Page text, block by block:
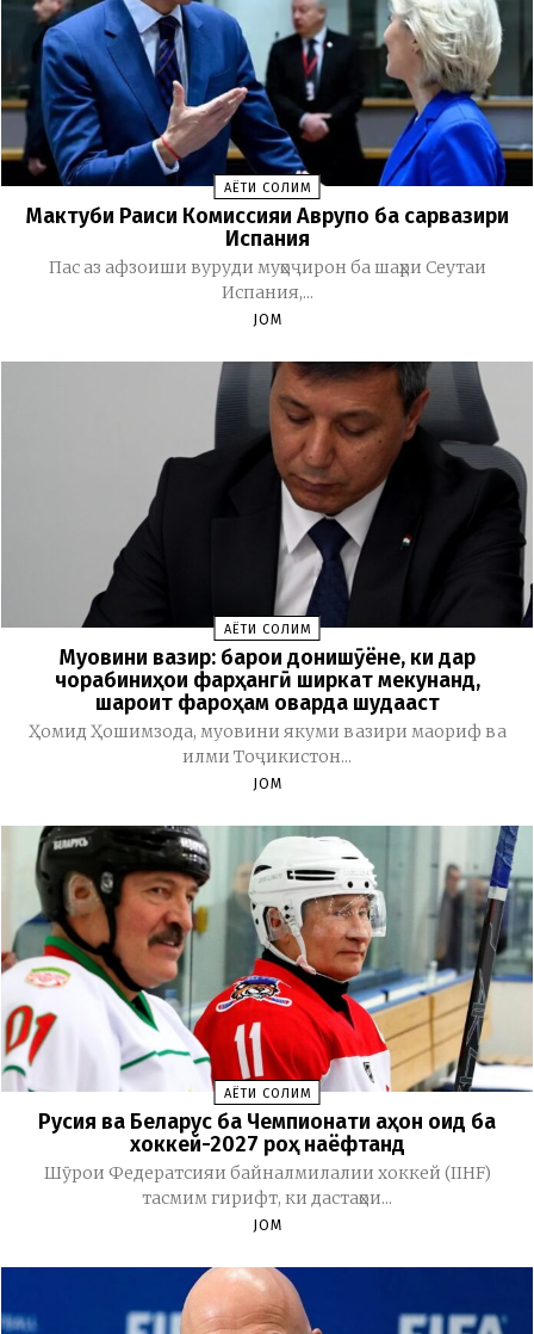
ҲАЁТИ СОЛИМ
Мактуби Раиси Комиссияи Аврупо ба сарвазири
Испания
Пас аз афзоиши вуруди муҳоҷирон ба шаҳри Сеутаи
Испания,...
JOM
ҲАЁТИ СОЛИМ
Муовини вазир: барои донишҷӯёне, ки дар
чорабиниҳои фарҳангӣ ширкат мекунанд,
шароит фароҳам оварда шудааст
Ҳомид Ҳошимзода, муовини якуми вазири маориф ва
илми Тоҷикистон...
JOM
ҲАЁТИ СОЛИМ
Русия ва Беларус ба Чемпионати ҷаҳон оид ба
хоккей-2027 роҳ наёфтанд
Шӯрои Федератсияи байналмилалии хоккей (IIHF)
тасмим гирифт, ки дастаҳои...
JOM